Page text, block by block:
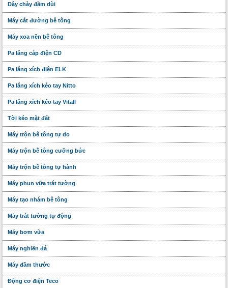
Dây chày đầm dùi
Máy cắt đường bê tông
Máy xoa nền bê tông
Pa lăng cáp điện CD
Pa lăng xích điện ELK
Pa lăng xích kéo tay Nitto
Pa lăng xích kéo tay Vitall
Tời kéo mặt đất
Máy trộn bê tông tự do
Máy trộn bê tông cưỡng bức
Máy trộn bê tông tự hành
Máy phun vữa trát tường
Máy tạo nhám bê tông
Máy trát tường tự động
Máy bơm vữa
Máy nghiền đá
Máy đầm thước
Động cơ điện Teco